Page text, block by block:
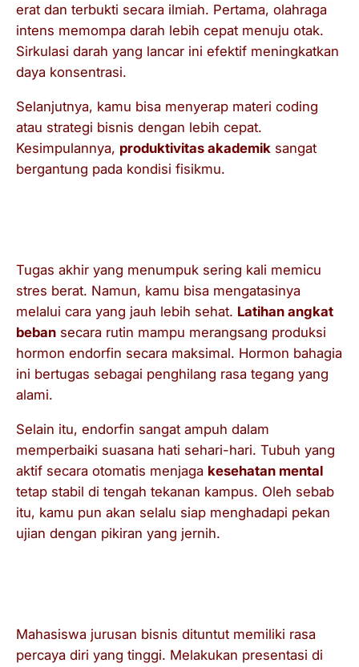
erat dan terbukti secara ilmiah. Pertama, olahraga
intens memompa darah lebih cepat menuju otak.
Sirkulasi darah yang lancar ini efektif meningkatkan
daya konsentrasi.
Selanjutnya, kamu bisa menyerap materi coding
atau strategi bisnis dengan lebih cepat.
Kesimpulannya, produktivitas akademik sangat
bergantung pada kondisi fisikmu.
Tugas akhir yang menumpuk sering kali memicu
stres berat. Namun, kamu bisa mengatasinya
melalui cara yang jauh lebih sehat. Latihan angkat
beban secara rutin mampu merangsang produksi
hormon endorfin secara maksimal. Hormon bahagia
ini bertugas sebagai penghilang rasa tegang yang
alami.
Selain itu, endorfin sangat ampuh dalam
memperbaiki suasana hati sehari-hari. Tubuh yang
aktif secara otomatis menjaga kesehatan mental
tetap stabil di tengah tekanan kampus. Oleh sebab
itu, kamu pun akan selalu siap menghadapi pekan
ujian dengan pikiran yang jernih.
Mahasiswa jurusan bisnis dituntut memiliki rasa
percaya diri yang tinggi. Melakukan presentasi di